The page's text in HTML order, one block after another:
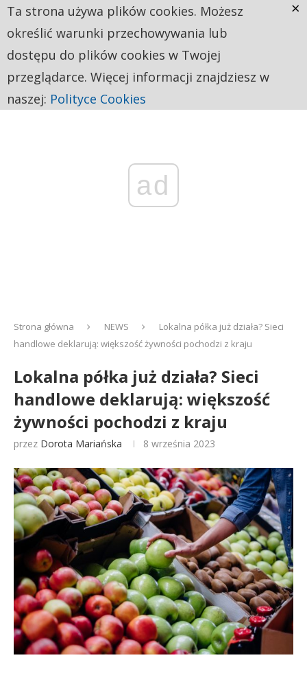
ad
Strona główna NEWS
Lokalna półka już działa? Sieci
handlowe deklarują: większość żywności pochodzi z kraju
Lokalna półka już działa? Sieci
handlowe deklarują: większość
żywności pochodzi z kraju
przez Dorota Mariańska 8 września 2023
Ta strona używa plików cookies. Możesz
określić warunki przechowywania lub
dostępu do plików cookies w Twojej
przeglądarce. Więcej informacji znajdziesz w
naszej: Polityce Cookies
×